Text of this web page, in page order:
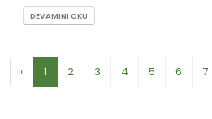
DEVAMINI OKU
‹ 1 2 3 4 5 6 7